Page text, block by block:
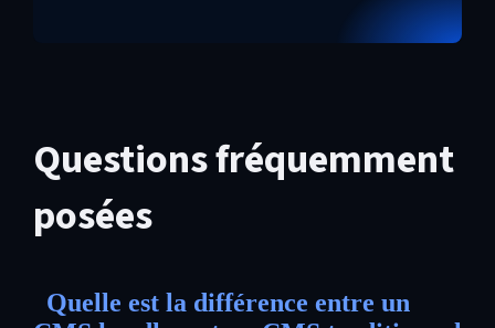
Questions fréquemment
posées
Quelle est la différence entre un